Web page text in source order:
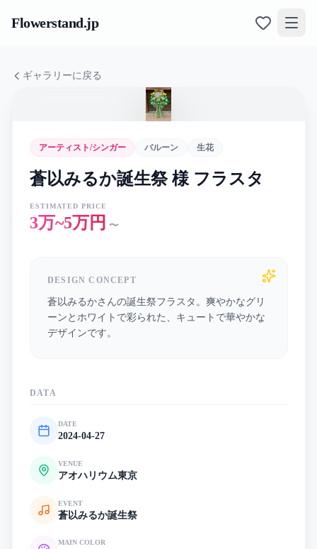
Flowerstand.jp
ギャラリーに戻る
アーティスト/シンガー バルーン 生花
蒼以みるか誕生祭 様 フラスタ
ESTIMATED PRICE
3万~5万円 〜
DESIGN CONCEPT
蒼以みるかさんの誕生祭フラスタ。爽やかなグリ
ーンとホワイトで彩られた、キュートで華やかな
デザインです。
DATA
DATE
2024-04-27
VENUE
アオハリウム東京
EVENT
蒼以みるか誕生祭
MAIN COLOR